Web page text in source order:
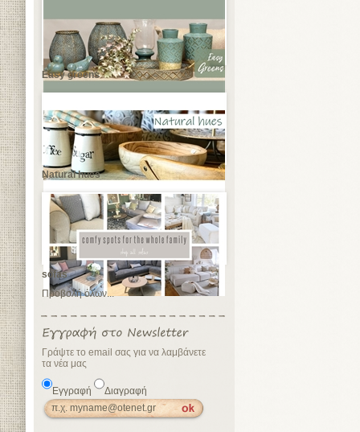
Easy greens
Natural hues
sofas
Προβολή όλων...
Γράψτε το email σας για να λαμβάνετε
τα νέα μας
Εγγραφή Διαγραφή